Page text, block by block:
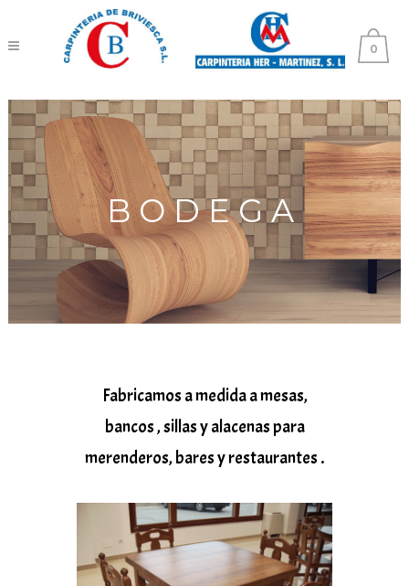
0
BODEGA
Fabricamos a medida a mesas,
bancos , sillas y alacenas para
merenderos, bares y restaurantes .